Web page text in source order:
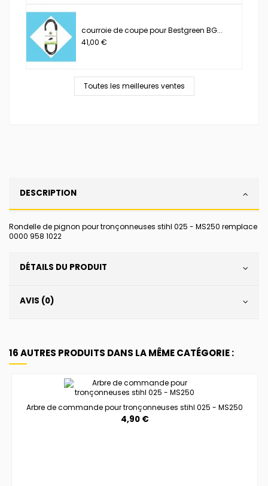
courroie de coupe pour Bestgreen BG...
41,00 €
Toutes les meilleures ventes
DESCRIPTION
Rondelle de pignon pour tronçonneuses stihl 025 - MS250 remplace
0000 958 1022
DÉTAILS DU PRODUIT
AVIS (0)
16 AUTRES PRODUITS DANS LA MÊME CATÉGORIE :
Arbre de commande pour tronçonneuses stihl 025 - MS250
4,90 €